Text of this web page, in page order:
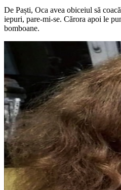
De Paști, Oca avea obiceiul să
iepuri, pare-mi-se. Cărora apoi le
bomboane.